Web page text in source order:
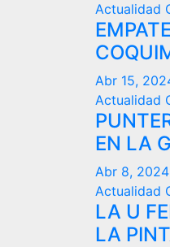
Actualidad
Abr 15,
Actualidad
EN LA
Abr 8, 2024
Actualidad
LA U
LA